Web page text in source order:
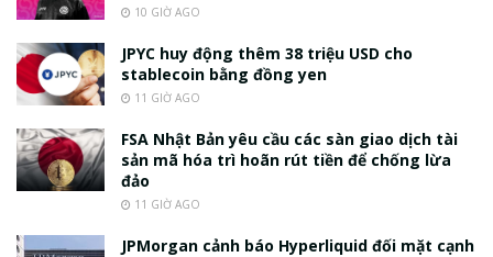
10 GIỜ AGO
JPYC huy động thêm 38 triệu USD cho
stablecoin bằng đồng yen
11 GIỜ AGO
FSA Nhật Bản yêu cầu các sàn giao dịch tài
sản mã hóa trì hoãn rút tiền để chống lừa
đảo
11 GIỜ AGO
JPMorgan cảnh báo Hyperliquid đối mặt cạnh